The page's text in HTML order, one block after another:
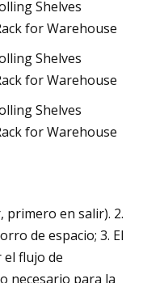
primero en salir). 2.
de espacio; 3. El
flujo de
necesario para la